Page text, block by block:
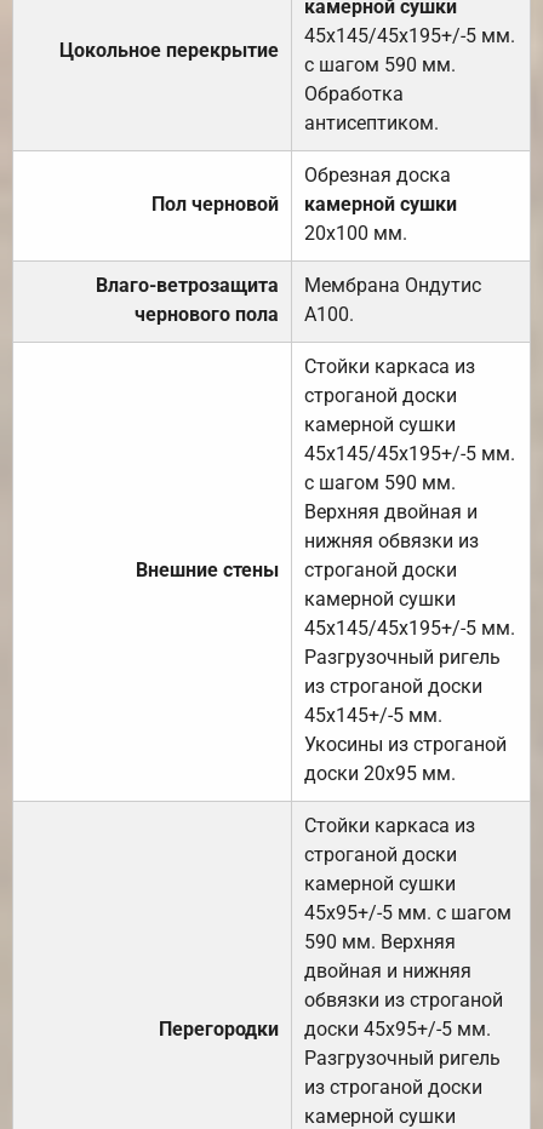
Цокольное перекрытие
камерной сушки
45х145/45х195+/-5 мм.
с шагом 590 мм.
Обработка
антисептиком.
Пол черновой
Обрезная доска
камерной сушки
20х100 мм.
Влаго-ветрозащита
чернового пола
Мембрана Ондутис
А100.
Внешние стены
Стойки каркаса из
строганой доски
камерной сушки
45х145/45х195+/-5 мм.
с шагом 590 мм.
Верхняя двойная и
нижняя обвязки из
строганой доски
камерной сушки
45х145/45х195+/-5 мм.
Разгрузочный ригель
из строганой доски
45х145+/-5 мм.
Укосины из строганой
доски 20х95 мм.
Перегородки
Стойки каркаса из
строганой доски
камерной сушки
45х95+/-5 мм. с шагом
590 мм. Верхняя
двойная и нижняя
обвязки из строганой
доски 45х95+/-5 мм.
Разгрузочный ригель
из строганой доски
камерной сушки